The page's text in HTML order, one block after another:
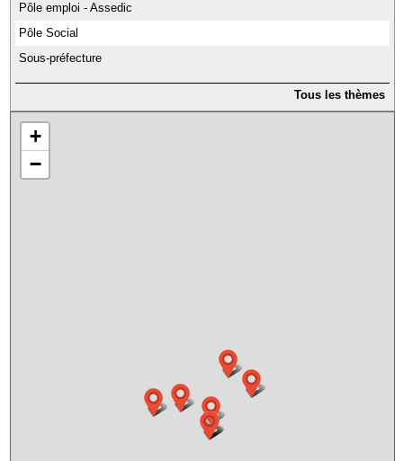
Pôle emploi - Assedic
Pôle Social
Sous-préfecture
Tous les thèmes
+
−